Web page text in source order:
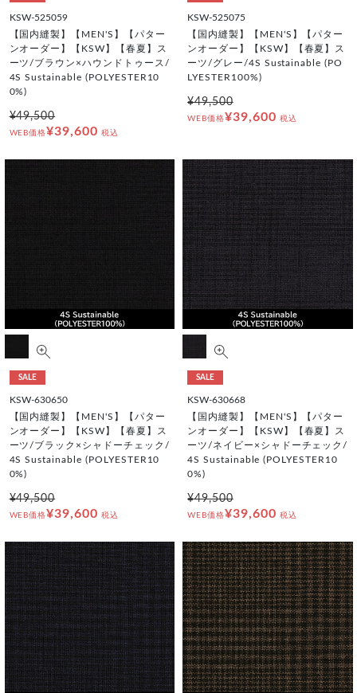
KSW-525059
【国内縫製】【MEN'S】【パター
ンオーダー】【KSW】【春夏】ス
ーツ/ブラウン×ハウンドトゥース/
4S Sustainable (POLYESTER10
0%)
¥49,500
WEB価格¥39,600 税込
KSW-525075
【国内縫製】【MEN'S】【パター
ンオーダー】【KSW】【春夏】ス
ーツ/グレー/4S Sustainable (PO
LYESTER100%)
¥49,500
WEB価格¥39,600 税込
SALE
KSW-630650
【国内縫製】【MEN'S】【パター
ンオーダー】【KSW】【春夏】ス
ーツ/ブラック×シャドーチェック/
4S Sustainable (POLYESTER10
0%)
¥49,500
WEB価格¥39,600 税込
SALE
KSW-630668
【国内縫製】【MEN'S】【パター
ンオーダー】【KSW】【春夏】ス
ーツ/ネイビー×シャドーチェック/
4S Sustainable (POLYESTER10
0%)
¥49,500
WEB価格¥39,600 税込